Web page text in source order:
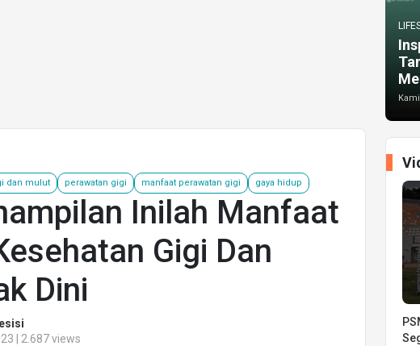
dan mulut perawatan gigi manfaat perawatan gigi gaya hidup
Inilah Manfaat
Gigi Dan
Dini
| 2.687 views